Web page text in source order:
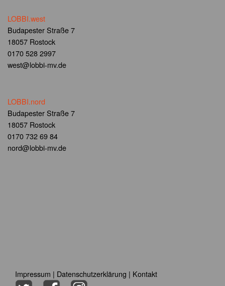
LOBBI.west
Budapester Straße 7
18057 Rostock
0170 528 2997
west@lobbi-mv.de
LOBBI.nord
Budapester Straße 7
18057 Rostock
0170 732 69 84
nord@lobbi-mv.de
Impressum | Datenschutzerklärung | Kontakt